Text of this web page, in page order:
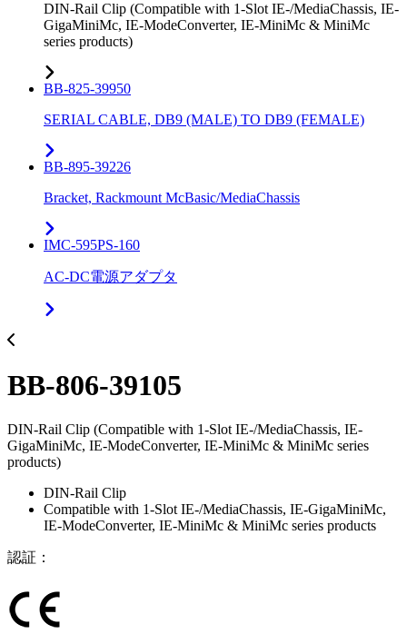
DIN-Rail Clip (Compatible with 1-Slot IE-/MediaChassis, IE-
GigaMiniMc, IE-ModeConverter, IE-MiniMc & MiniMc
series products)
BB-825-39950
SERIAL CABLE, DB9 (MALE) TO DB9 (FEMALE)
BB-895-39226
Bracket, Rackmount McBasic/MediaChassis
IMC-595PS-160
AC-DC電源アダプタ
BB-806-39105
DIN-Rail Clip (Compatible with 1-Slot IE-/MediaChassis, IE-
GigaMiniMc, IE-ModeConverter, IE-MiniMc & MiniMc series
products)
DIN-Rail Clip
Compatible with 1-Slot IE-/MediaChassis, IE-GigaMiniMc,
IE-ModeConverter, IE-MiniMc & MiniMc series products
認証：